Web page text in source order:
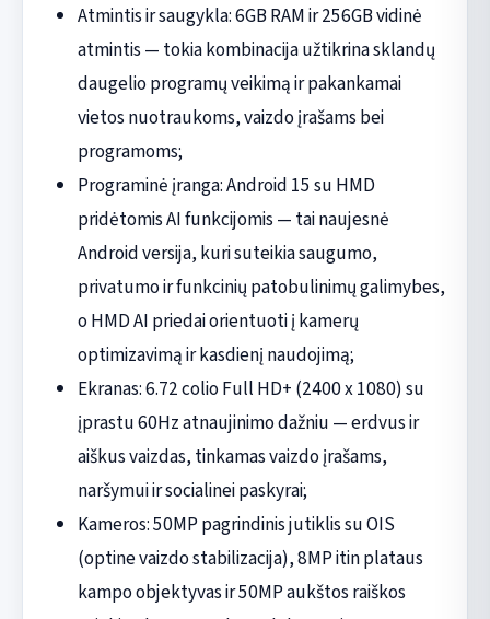
Atmintis ir saugykla: 6GB RAM ir 256GB vidinė
atmintis — tokia kombinacija užtikrina sklandų
daugelio programų veikimą ir pakankamai
vietos nuotraukoms, vaizdo įrašams bei
programoms;
Programinė įranga: Android 15 su HMD
pridėtomis AI funkcijomis — tai naujesnė
Android versija, kuri suteikia saugumo,
privatumo ir funkcinių patobulinimų galimybes,
o HMD AI priedai orientuoti į kamerų
optimizavimą ir kasdienį naudojimą;
Ekranas: 6.72 colio Full HD+ (2400 x 1080) su
įprastu 60Hz atnaujinimo dažniu — erdvus ir
aiškus vaizdas, tinkamas vaizdo įrašams,
naršymui ir socialinei paskyrai;
Kameros: 50MP pagrindinis jutiklis su OIS
(optine vaizdo stabilizacija), 8MP itin plataus
kampo objektyvas ir 50MP aukštos raiškos